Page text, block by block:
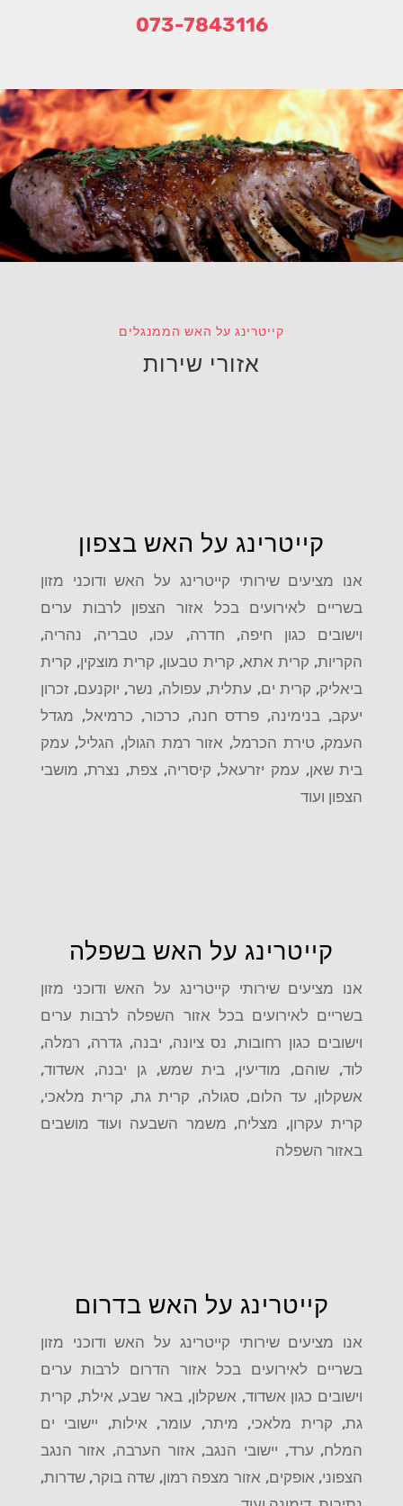
073-7843116
קייטרינג על האש הממנגלים
אזורי שירות
קייטרינג על האש בצפון
אנו מציעים שירותי קייטרינג על האש ודוכני מזון
בשריים לאירועים בכל אזור הצפון לרבות ערים
וישובים כגון חיפה, חדרה, עכו, טבריה, נהריה,
הקריות, קרית אתא, קרית טבעון, קרית מוצקין, קרית
ביאליק, קרית ים, עתלית, עפולה, נשר, יוקנעם, זכרון
יעקב, בנימינה, פרדס חנה, כרכור, כרמיאל, מגדל
העמק, טירת הכרמל, אזור רמת הגולן, הגליל, עמק
בית שאן, עמק יזרעאל, קיסריה, צפת, נצרת, מושבי
הצפון ועוד
קייטרינג על האש בשפלה
אנו מציעים שירותי קייטרינג על האש ודוכני מזון
בשריים לאירועים בכל אזור השפלה לרבות ערים
וישובים כגון רחובות, נס ציונה, יבנה, גדרה, רמלה,
לוד, שוהם, מודיעין, בית שמש, גן יבנה, אשדוד,
אשקלון, עד הלום, סגולה, קרית גת, קרית מלאכי,
קרית עקרון, מצליח, משמר השבעה ועוד מושבים
באזור השפלה
קייטרינג על האש בדרום
אנו מציעים שירותי קייטרינג על האש ודוכני מזון
בשריים לאירועים בכל אזור הדרום לרבות ערים
וישובים כגון אשדוד, אשקלון, באר שבע, אילת, קרית
גת, קרית מלאכי, מיתר, עומר, אילות, יישובי ים
המלח, ערד, יישובי הנגב, אזור הערבה, אזור הנגב
הצפוני, אופקים, אזור מצפה רמון, שדה בוקר, שדרות,